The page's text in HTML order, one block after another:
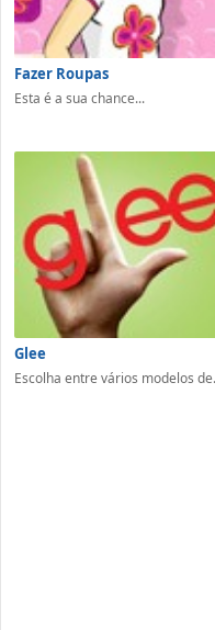
Fazer Roupas
Esta é a sua chance...
Glee
Escolha entre vários modelos